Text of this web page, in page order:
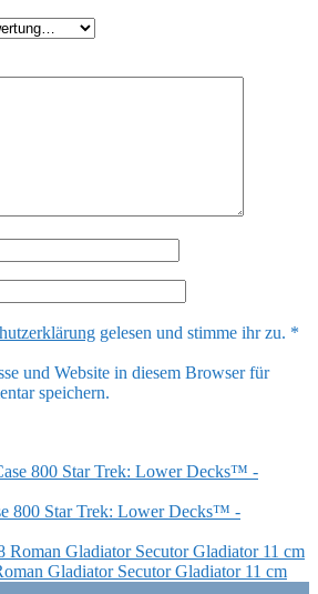
gelesen und stimme ihr zu. *
und Website in diesem Browser für
speichern.
800 Star Trek: Lower Decks™ -
Gladiator Secutor Gladiator 11 cm